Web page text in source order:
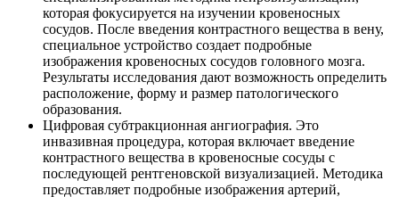
которая фокусируется на изучении кровеносных
сосудов. После введения контрастного вещества в вену,
специальное устройство создает подробные
изображения кровеносных сосудов головного мозга.
Результаты исследования дают возможность определить
расположение, форму и размер патологического
образования.
Цифровая субтракционная ангиография. Это
инвазивная процедура, которая включает введение
контрастного вещества в кровеносные сосуды с
последующей рентгеновской визуализацией. Методика
предоставляет подробные изображения артерий,